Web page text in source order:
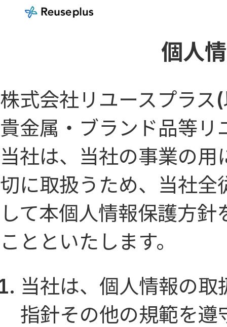
個人
株式会社リユースプラ
貴金属・ブランド品等リ
当社は、当社の事業の
切に取扱うため、当社全
して本個人情報保護方
ことといたします。
当社は、個人情報の
指針その他の規範を遵